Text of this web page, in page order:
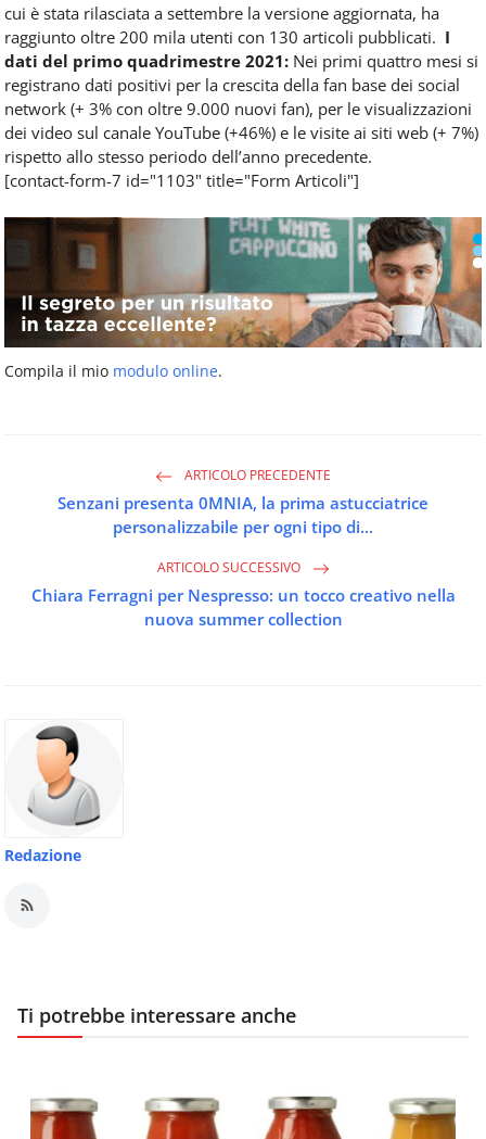
cui è stata rilasciata a settembre la versione aggiornata, ha
raggiunto oltre 200 mila utenti con 130 articoli pubblicati. I
dati del primo quadrimestre 2021: Nei primi quattro mesi si
registrano dati positivi per la crescita della fan base dei social
network (+ 3% con oltre 9.000 nuovi fan), per le visualizzazioni
dei video sul canale YouTube (+46%) e le visite ai siti web (+ 7%)
rispetto allo stesso periodo dell’anno precedente.
[contact-form-7 id="1103" title="Form Articoli"]
Compila il mio modulo online.
ARTICOLO PRECEDENTE
Senzani presenta 0MNIA, la prima astucciatrice
personalizzabile per ogni tipo di...
ARTICOLO SUCCESSIVO
Chiara Ferragni per Nespresso: un tocco creativo nella
nuova summer collection
Redazione
Ti potrebbe interessare anche